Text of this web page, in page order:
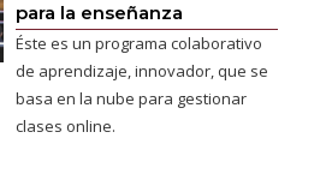
para la enseñanza
Éste es un programa colaborativo
de aprendizaje, innovador, que se
basa en la nube para gestionar
clases online.